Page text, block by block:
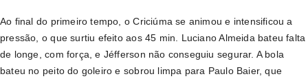
Ao final do primeiro tempo, o Criciúma se animou e intensificou a
pressão, o que surtiu efeito aos 45 min. Luciano Almeida bateu falta
de longe, com força, e Jéfferson não conseguiu segurar. A bola
bateu no peito do goleiro e sobrou limpa para Paulo Baier, que